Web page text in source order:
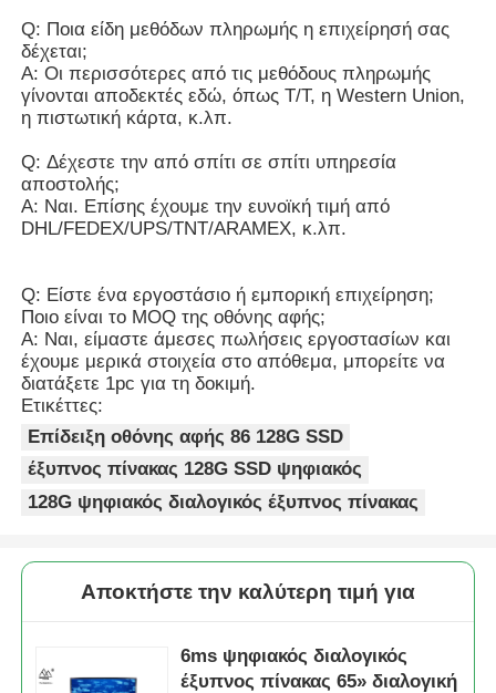
Q: Ποια είδη μεθόδων πληρωμής η επιχείρησή σας
δέχεται;
Α: Οι περισσότερες από τις μεθόδους πληρωμής
γίνονται αποδεκτές εδώ, όπως T/T, η Western Union,
η πιστωτική κάρτα, κ.λπ.
Q: Δέχεστε την από σπίτι σε σπίτι υπηρεσία
αποστολής;
Α: Ναι. Επίσης έχουμε την ευνοϊκή τιμή από
DHL/FEDEX/UPS/TNT/ARAMEX, κ.λπ.
Q: Είστε ένα εργοστάσιο ή εμπορική επιχείρηση;
Ποιο είναι το MOQ της οθόνης αφής;
Α: Ναι, είμαστε άμεσες πωλήσεις εργοστασίων και
έχουμε μερικά στοιχεία στο απόθεμα, μπορείτε να
διατάξετε 1pc για τη δοκιμή.
Ετικέττες:
Επίδειξη οθόνης αφής 86 128G SSD
έξυπνος πίνακας 128G SSD ψηφιακός
128G ψηφιακός διαλογικός έξυπνος πίνακας
Αποκτήστε την καλύτερη τιμή για
6ms ψηφιακός διαλογικός
έξυπνος πίνακας 65» διαλογική